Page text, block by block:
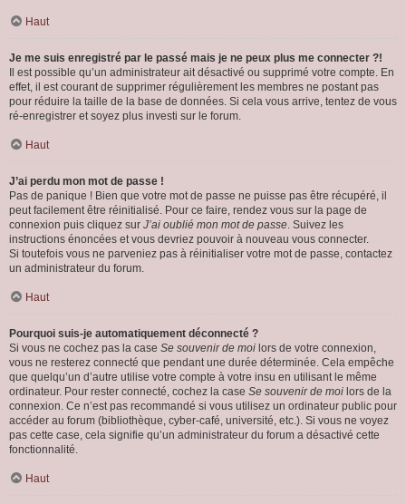
Haut
Je me suis enregistré par le passé mais je ne peux plus me connecter ?!
Il est possible qu’un administrateur ait désactivé ou supprimé votre compte. En
effet, il est courant de supprimer régulièrement les membres ne postant pas
pour réduire la taille de la base de données. Si cela vous arrive, tentez de vous
ré-enregistrer et soyez plus investi sur le forum.
Haut
J’ai perdu mon mot de passe !
Pas de panique ! Bien que votre mot de passe ne puisse pas être récupéré, il
peut facilement être réinitialisé. Pour ce faire, rendez vous sur la page de
connexion puis cliquez sur J’ai oublié mon mot de passe. Suivez les
instructions énoncées et vous devriez pouvoir à nouveau vous connecter.
Si toutefois vous ne parveniez pas à réinitialiser votre mot de passe, contactez
un administrateur du forum.
Haut
Pourquoi suis-je automatiquement déconnecté ?
Si vous ne cochez pas la case Se souvenir de moi lors de votre connexion,
vous ne resterez connecté que pendant une durée déterminée. Cela empêche
que quelqu’un d’autre utilise votre compte à votre insu en utilisant le même
ordinateur. Pour rester connecté, cochez la case Se souvenir de moi lors de la
connexion. Ce n’est pas recommandé si vous utilisez un ordinateur public pour
accéder au forum (bibliothèque, cyber-café, université, etc.). Si vous ne voyez
pas cette case, cela signifie qu’un administrateur du forum a désactivé cette
fonctionnalité.
Haut